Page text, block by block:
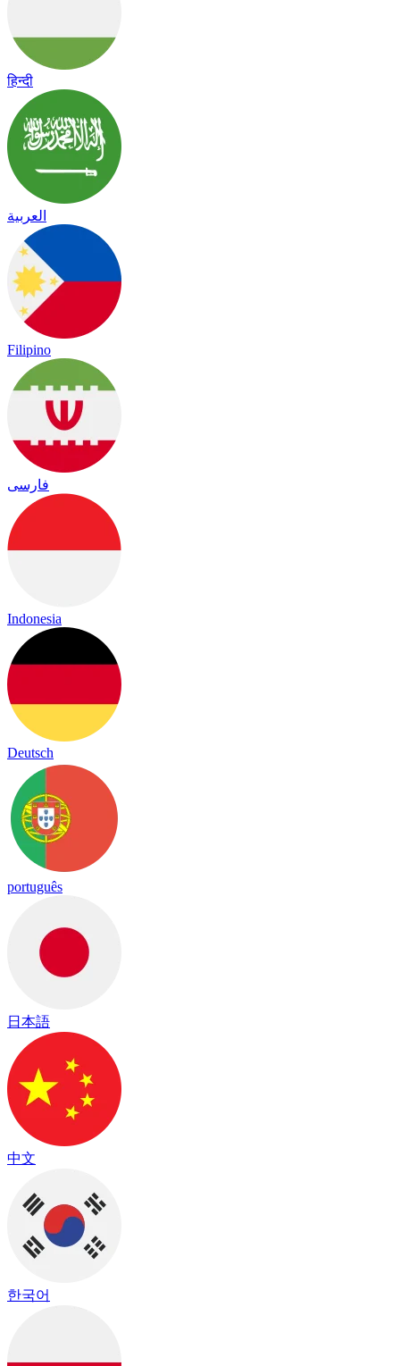
हिन्दी
العربية
Filipino
فارسی
Indonesia
Deutsch
português
日本語
中文
한국어